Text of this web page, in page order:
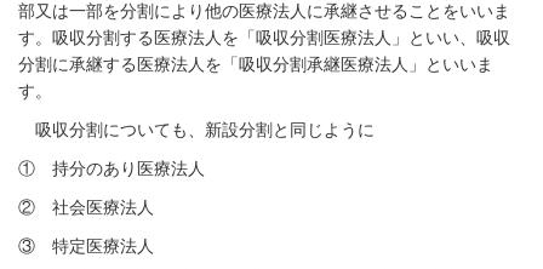
部又は一部を分割により他の医療法人に承継させることをいいま
す。吸収分割する医療法人を「吸収分割医療法人」といい、吸収
分割に承継する医療法人を「吸収分割承継医療法人」といいま
す。
吸収分割についても、新設分割と同じように
① 持分のあり医療法人
② 社会医療法人
③ 特定医療法人